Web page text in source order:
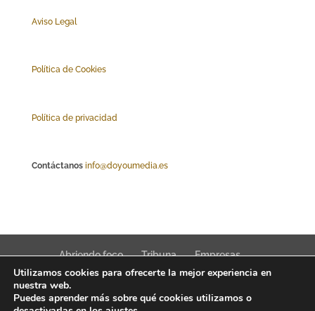
Aviso Legal
Política de Cookies
Política de privacidad
Contáctanos info@doyoumedia.es
Abriendo foco Tribuna
Empresas
Actualidad
Innovación Tendencias
Utilizamos cookies para ofrecerte la mejor experiencia en
nuestra web.
Puedes aprender más sobre qué cookies utilizamos o